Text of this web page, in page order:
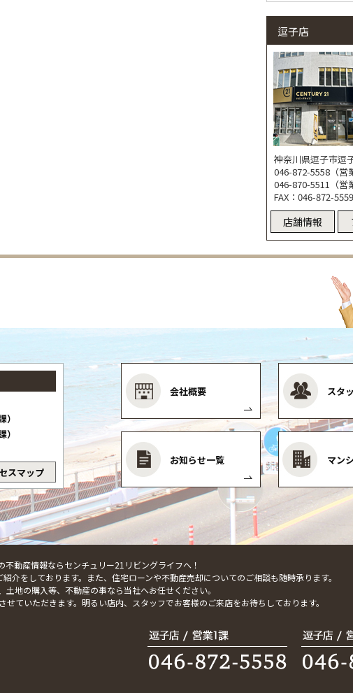
逗子店
神奈川県逗子市逗
046-872-5558（営
046-870-5511（営
FAX：046-872-5559
店舗情報
スマップ
会社概要 スタ
お知らせ一覧 マン
不動産情報ならセンチュリー21リビングライフへ！
介をしております。また、住宅ローンや不動産売却についてのご相談も随時承ります。
土地の購入等、不動産の事なら当社へお任せください。
ていただきます。明るい店内、スタッフでお客様のご来店をお待ちしております。